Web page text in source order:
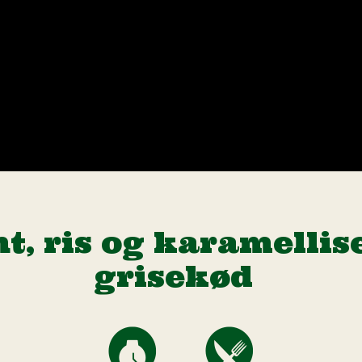
ris og
grisekød